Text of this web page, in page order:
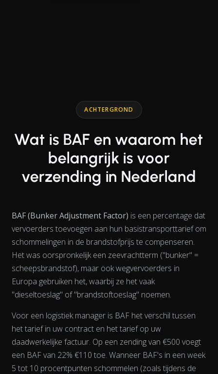
Line chart with 2 lines.
View as data table, Chart
ACHTERGROND
Wat is BAF en waarom het
belangrijk is voor
verzending in Nederland
BAF (Bunker Adjustment Factor) is een percentage dat
vervoerders toevoegen aan hun basistransporttarief om
schommelingen in de brandstofprijs te compenseren.
Het was oorspronkelijk een zeevrachtterm ("bunker" =
scheepsbrandstof), maar ook wegvervoerders in
Europa gebruiken het, waarbij ze het vaak
"dieseltoeslag" of "brandstoftoeslag" noemen.
Voor een logistiek manager is BAF het verschil tussen
het tarief in uw contract en het tarief op uw
daadwerkelijke factuur. Op een zending van €500 voegt
een BAF van 22% €110 toe. Wanneer BAF's in een week
5 tot 10 procentpunten schommelen (zoals tijdens de